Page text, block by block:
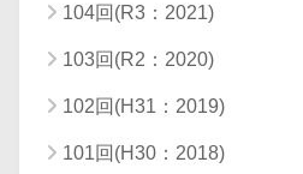
104回(R3：2021)
103回(R2：2020)
102回(H31：2019)
101回(H30：2018)